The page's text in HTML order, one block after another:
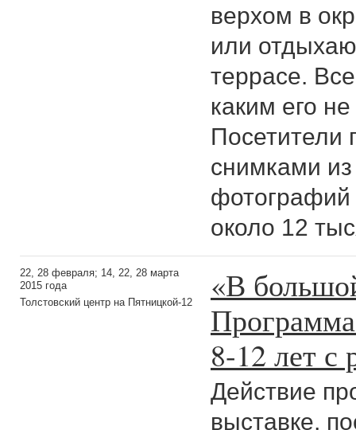
верхом в
или
террасе.
каким его
Посетители
снимками
фотографий
около 12
22, 28 февраля; 14, 22, 28 марта
2015 года
Толстовский центр на Пятницкой-12
«В
8-12 лет с
Действие
выставке,